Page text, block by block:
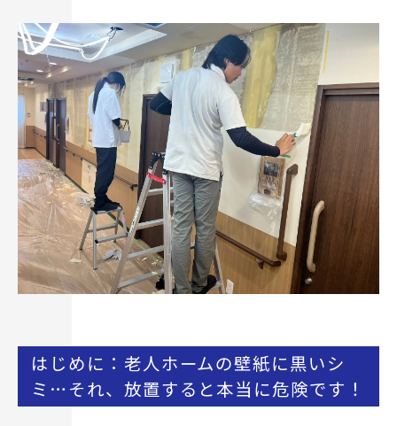
り替えでカビがすぐ再発する理由
プロの武器はここが違う！ファイバースコープ
と含水率計、風量計で行う徹底調査
見えない脅威を数値化！「真菌検査」で入居者
様の健康と施設の未来を守る
まとめ：全国対応のMIST工法®カビバスターズ
が、カビの再発を根っこから防ぎます！
はじめに：老人ホームの壁紙に黒いシ
ミ…それ、放置すると本当に危険です！